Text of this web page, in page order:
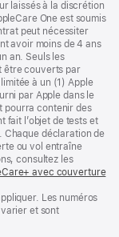
laissés à la discrétion
One est soumis
peut nécessiter
avoir moins de 4 ans
an. Seuls les
être couverts par
à un (1) Apple
par Apple dans le
pourra contenir des
fait l’objet de tests et
Chaque déclaration de
ou vol entraîne
consultez les
avec couverture
Les numéros
et sont